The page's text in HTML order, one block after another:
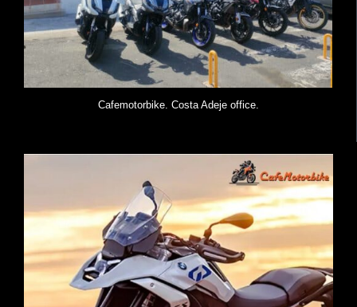
Cafemotorbike. Costa Adeje office.